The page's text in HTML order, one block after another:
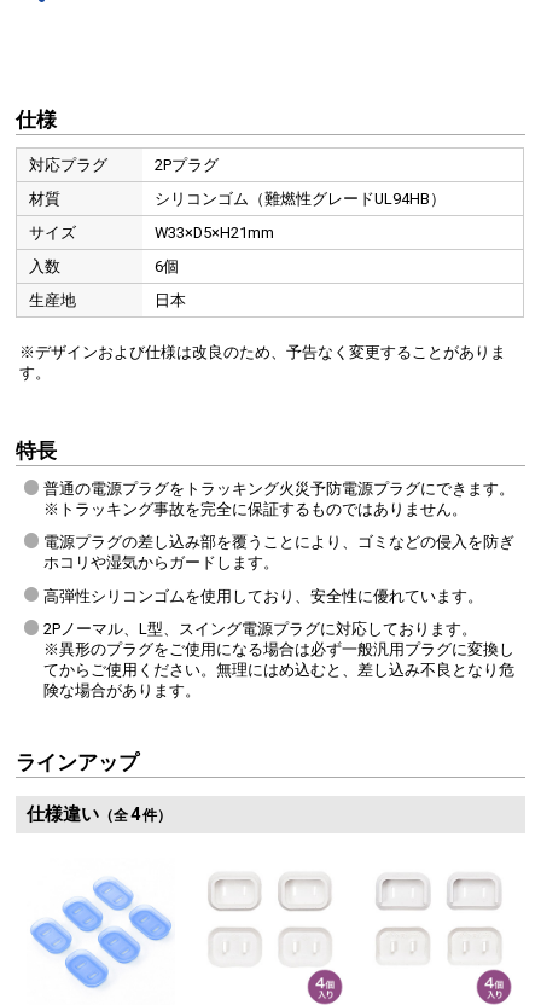
仕様
対応プラグ
2Pプラグ
材質
シリコンゴム（難燃性グレードUL94HB）
サイズ
W33×D5×H21mm
入数
6個
生産地
日本
※デザインおよび仕様は改良のため、予告なく変更することがありま
す。
特長
普通の電源プラグをトラッキング火災予防電源プラグにできます。
※トラッキング事故を完全に保証するものではありません。
電源プラグの差し込み部を覆うことにより、ゴミなどの侵入を防ぎ
ホコリや湿気からガードします。
高弾性シリコンゴムを使用しており、安全性に優れています。
2Pノーマル、L型、スイング電源プラグに対応しております。
※異形のプラグをご使用になる場合は必ず一般汎用プラグに変換し
てからご使用ください。無理にはめ込むと、差し込み不良となり危
険な場合があります。
ラインアップ
仕様違い（全4件）